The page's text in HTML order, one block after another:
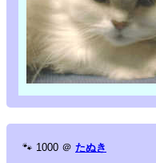
🐾 1000 ＠ たぬき